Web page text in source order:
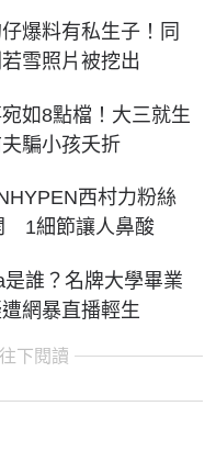
爆料有私生子！同
雪照片被挖出
如8點檔！大三就生
騙小孩夭折
西村力粉絲
1細節讓人鼻酸
誰？名牌大學畢業
網暴直播輕生
下閱讀